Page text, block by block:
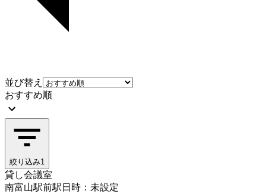
並び替え
おすすめ順
絞り込み1
貸し会議室
南富山駅前駅日時：未設定